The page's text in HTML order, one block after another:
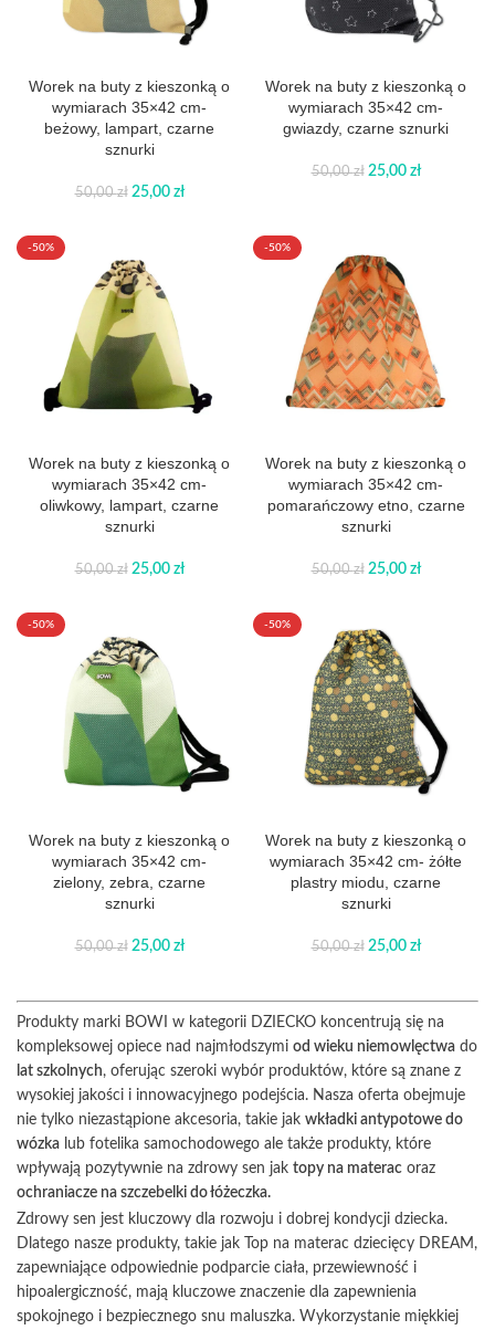
Worek na buty z kieszonką o
wymiarach 35×42 cm-
beżowy, lampart, czarne
sznurki
50,00zł 25,00 zł
Worek na buty z kieszonką o
wymiarach 35×42 cm-
gwiazdy, czarne sznurki
50,00zł 25,00 zł
-50%
Worek na buty z kieszonką o
wymiarach 35×42 cm-
oliwkowy, lampart, czarne
sznurki
50,00zł 25,00 zł
-50%
Worek na buty z kieszonką o
wymiarach 35×42 cm-
pomarańczowy etno, czarne
sznurki
50,00zł 25,00 zł
-50%
Worek na buty z kieszonką o
wymiarach 35×42 cm-
zielony, zebra, czarne
sznurki
50,00zł 25,00 zł
-50%
Worek na buty z kieszonką o
wymiarach 35×42 cm- żółte
plastry miodu, czarne
sznurki
50,00zł 25,00 zł
Produkty marki BOWI w kategorii DZIECKO koncentrują się na
kompleksowej opiece nad najmłodszymi od wieku niemowlęctwa do
lat szkolnych, oferując szeroki wybór produktów, które są znane z
wysokiej jakości i innowacyjnego podejścia. Nasza oferta obejmuje
nie tylko niezastąpione akcesoria, takie jak wkładki antypotowe do
wózka lub fotelika samochodowego ale także produkty, które
wpływają pozytywnie na zdrowy sen jak topy na materac oraz
ochraniacze na szczebelki do łóżeczka.
Zdrowy sen jest kluczowy dla rozwoju i dobrej kondycji dziecka.
Dlatego nasze produkty, takie jak Top na materac dziecięcy DREAM,
zapewniające odpowiednie podparcie ciała, przewiewność i
hipoalergiczność, mają kluczowe znaczenie dla zapewnienia
spokojnego i bezpiecznego snu maluszka. Wykorzystanie miękkiej